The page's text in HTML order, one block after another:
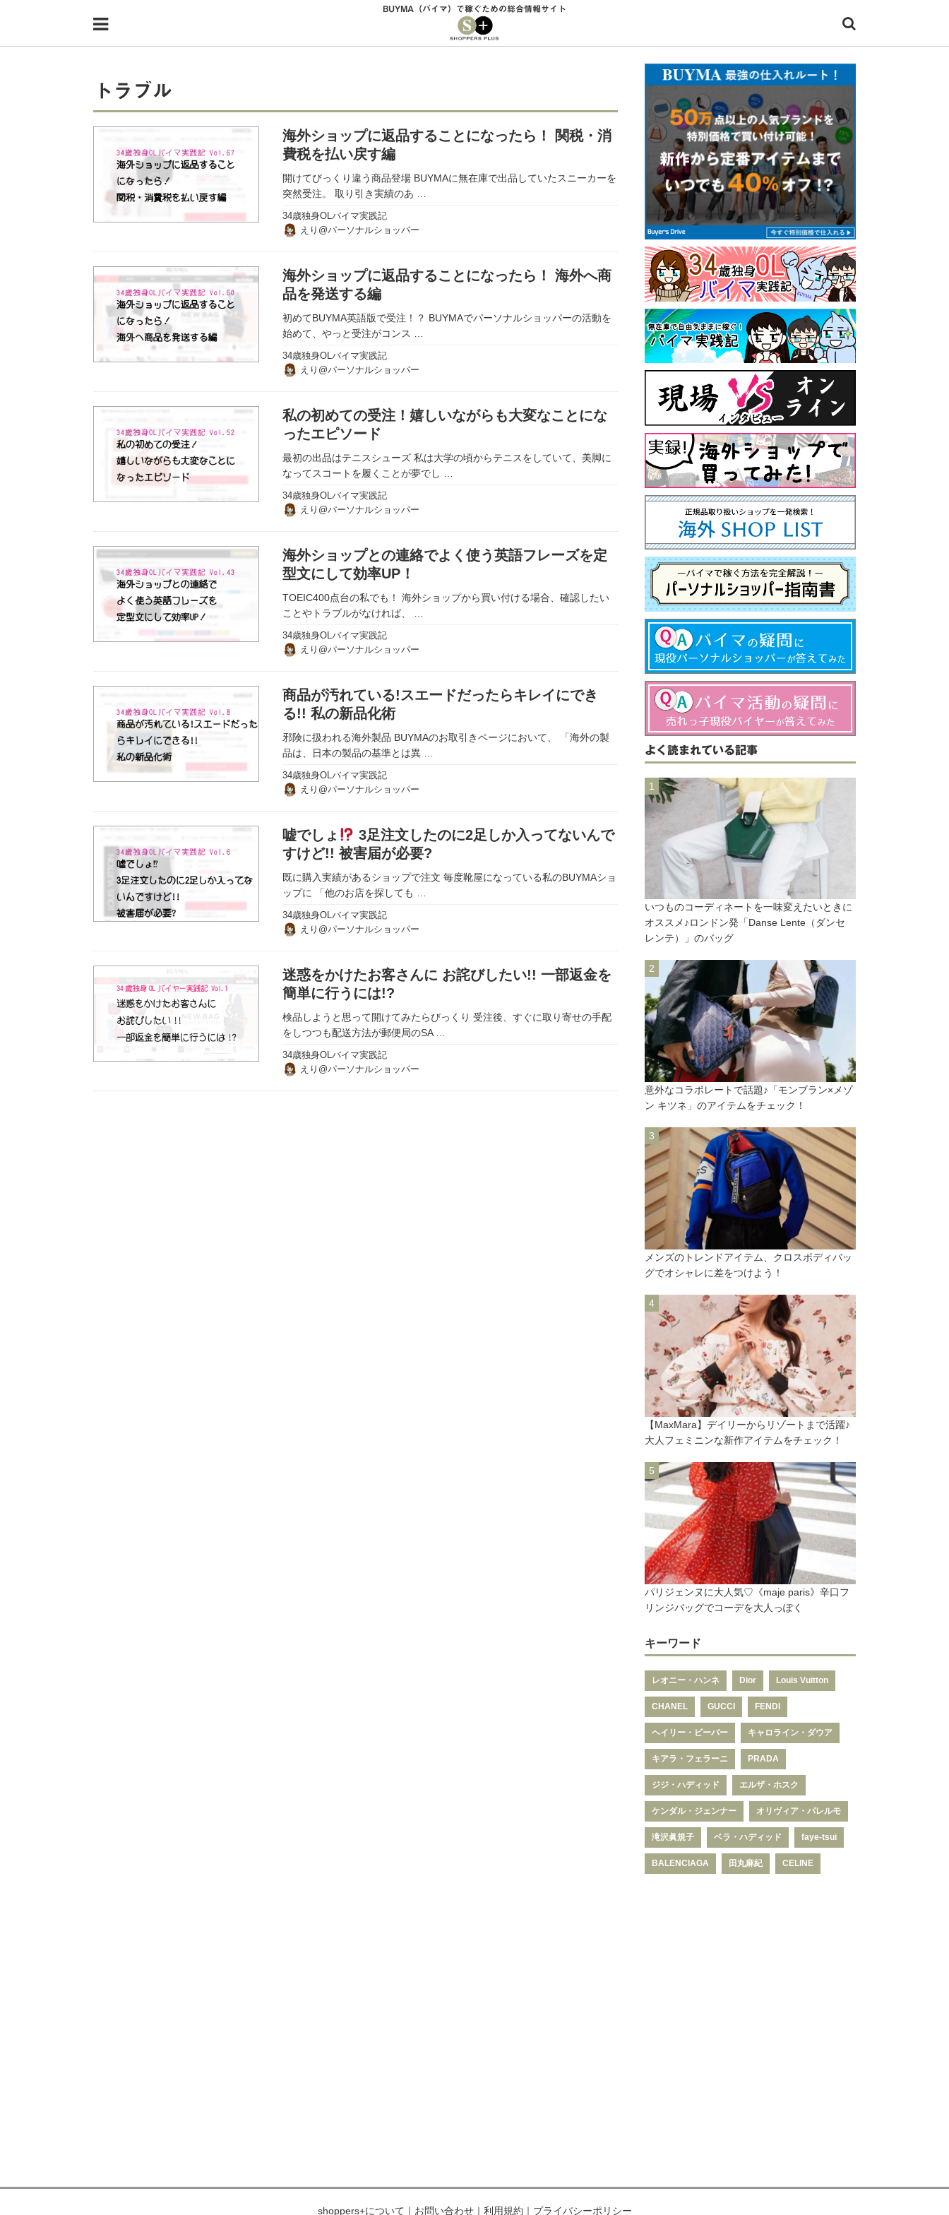
HOME
34歳独身OLバイマ実践記
ファッショントレンドを発信！SP通信
BUYMAで人気のブランド
バイマの疑問に現役パーソナルショッパーが答えてみた
バイマ活動の疑問に売れっ子現役バイヤーが答えてみた
実録！海外ショップで買ってみた！
BUYMA（バイマ）で稼ぐための総合情報サイト
トラブル
海外ショップに返品することになったら！ 関税・消
費税を払い戻す編
開けてびっくり違う商品登場 BUYMAに無在庫で出品していたスニーカーを
突然受注。 取り引き実績のあ
34歳独身OLバイマ実践記
えり@パーソナルショッパー
海外ショップに返品することになったら！ 海外へ商
品を発送する編
初めてBUYMA英語版で受注！？ BUYMAでパーソナルショッパーの活動を
始めて、やっと受注がコンス
34歳独身OLバイマ実践記
えり@パーソナルショッパー
私の初めての受注！嬉しいながらも大変なことにな
ったエピソード
最初の出品はテニスシューズ 私は大学の頃からテニスをしていて、美脚に
なってスコートを履くことが夢でし
34歳独身OLバイマ実践記
えり@パーソナルショッパー
海外ショップとの連絡でよく使う英語フレーズを定
型文にして効率UP！
TOEIC400点台の私でも！ 海外ショップから買い付ける場合、確認したい
ことやトラブルがなければ、
34歳独身OLバイマ実践記
えり@パーソナルショッパー
商品が汚れている!スエードだったらキレイにでき
る!! 私の新品化術
邪険に扱われる海外製品 BUYMAのお取引きページにおいて、 「海外の製
品は、日本の製品の基準とは異
34歳独身OLバイマ実践記
えり@パーソナルショッパー
嘘でしょ
3足注文したのに2足しか入ってないんで
すけど!! 被害届が必要?
既に購入実績があるショップで注文 毎度靴屋になっている私のBUYMAショ
ップに 「他のお店を探しても
34歳独身OLバイマ実践記
えり@パーソナルショッパー
迷惑をかけたお客さんに お詫びしたい!! 一部返金を
簡単に行うには!?
検品しようと思って開けてみたらびっくり 受注後、すぐに取り寄せの手配
をしつつも配送方法が郵便局のSA
34歳独身OLバイマ実践記
えり@パーソナルショッパー
よく読まれている記事
いつものコーディネートを一味変えたいときに
オススメ♪ロンドン発「Danse Lente（ダンセ
レンテ）」のバッグ
意外なコラボレートで話題♪「モンブラン×メゾ
ン キツネ」のアイテムをチェック！
メンズのトレンドアイテム、クロスボディバッ
グでオシャレに差をつけよう！
【MaxMara】デイリーからリゾートまで活躍♪
大人フェミニンな新作アイテムをチェック！
パリジェンヌに大人気♡《maje paris》辛口フ
リンジバッグでコーデを大人っぽく
キーワード
レオニー・ハンネ Dior Louis Vuitton
CHANEL GUCCI FENDI
ヘイリー・ビーバー キャロライン・ダウア
キアラ・フェラーニ PRADA
ジジ・ハディッド エルザ・ホスク
ケンダル・ジェンナー オリヴィア・パレルモ
滝沢眞規子 ベラ・ハディッド faye-tsui
BALENCIAGA 田丸麻紀 CELINE
shoppers+について ｜ お問い合わせ｜ 利用規約 ｜ プライバシーポリシー